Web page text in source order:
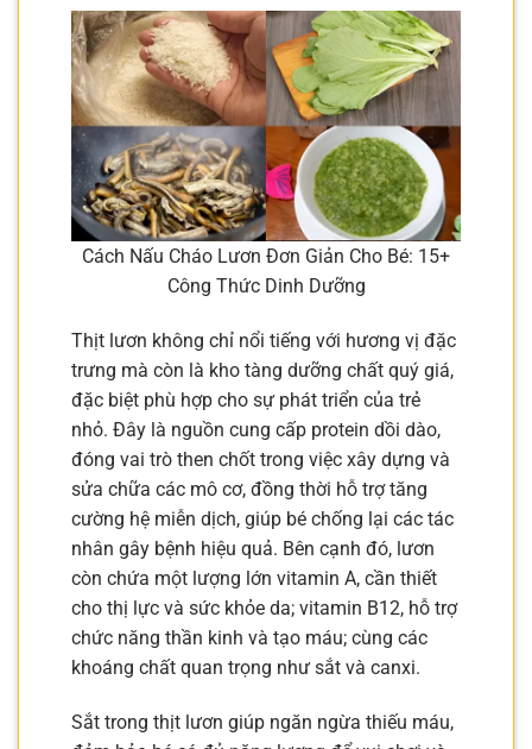
Cách Nấu Cháo Lươn Đơn Giản Cho Bé: 15+
Công Thức Dinh Dưỡng
Thịt lươn không chỉ nổi tiếng với hương vị đặc
trưng mà còn là kho tàng dưỡng chất quý giá,
đặc biệt phù hợp cho sự phát triển của trẻ
nhỏ. Đây là nguồn cung cấp protein dồi dào,
đóng vai trò then chốt trong việc xây dựng và
sửa chữa các mô cơ, đồng thời hỗ trợ tăng
cường hệ miễn dịch, giúp bé chống lại các tác
nhân gây bệnh hiệu quả. Bên cạnh đó, lươn
còn chứa một lượng lớn vitamin A, cần thiết
cho thị lực và sức khỏe da; vitamin B12, hỗ trợ
chức năng thần kinh và tạo máu; cùng các
khoáng chất quan trọng như sắt và canxi.
Sắt trong thịt lươn giúp ngăn ngừa thiếu máu,